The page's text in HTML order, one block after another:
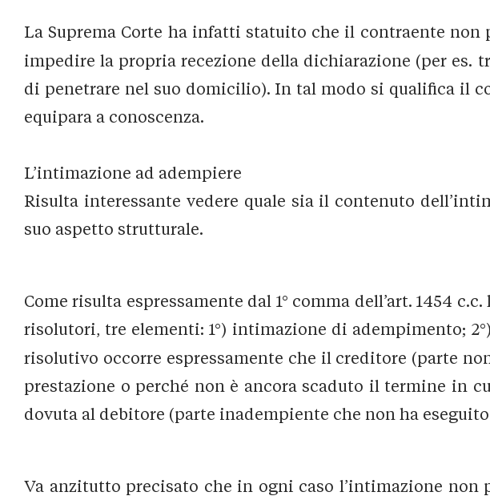
La Suprema Corte ha infatti statuito che il contraente non
impedire la propria recezione della dichiarazione (per es.
di penetrare nel suo domicilio). In tal modo si qualifica il
equipara a conoscenza.
L’intimazione ad adempiere
Risulta interessante vedere quale sia il contenuto
suo aspetto strutturale.
Come risulta espressamente dal 1° comma dell’art. 1454
risolutori, tre elementi: 1°) intimazione di adempimento;
risolutivo occorre espressamente che il creditore (parte
prestazione o perché non è ancora scaduto il termine in
dovuta al debitore (parte inadempiente che non ha
Va anzitutto precisato che in ogni caso l’intimazione